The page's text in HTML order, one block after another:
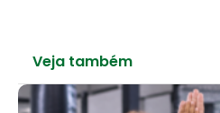
Veja também